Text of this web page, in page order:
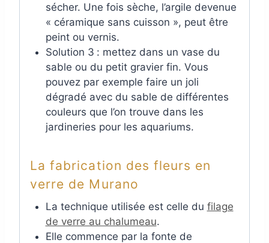
sécher. Une fois sèche, l’argile devenue
« céramique sans cuisson », peut être
peint ou vernis.
Solution 3 : mettez dans un vase du
sable ou du petit gravier fin. Vous
pouvez par exemple faire un joli
dégradé avec du sable de différentes
couleurs que l’on trouve dans les
jardineries pour les aquariums.
La fabrication des fleurs en
verre de Murano
La technique utilisée est celle du filage
de verre au chalumeau.
Elle commence par la fonte de